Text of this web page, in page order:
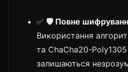
✅ 🛡️ Повне
Використання
та ChaCha20-
залишаються